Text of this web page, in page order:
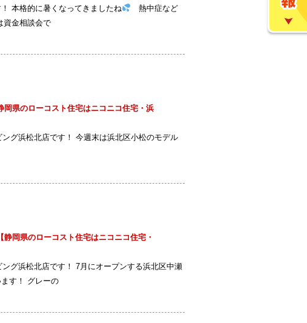
本格的に暑くなってきましたね
熱中症など
資金相談会で
岡県のローコスト住宅はニコニコ住宅・浜
グ浜松北店です！ 今週末は浜北区小松のモデル
静岡県のローコスト住宅はニコニコ住宅・
グ浜松北店です！ 7月にオープンする浜北区中瀬
す！ グレーの